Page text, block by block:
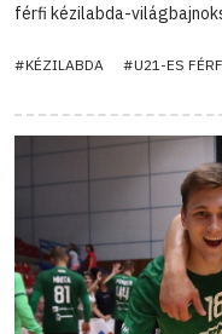
férfi kézilabda-
#KÉZILABDA #U21-ES